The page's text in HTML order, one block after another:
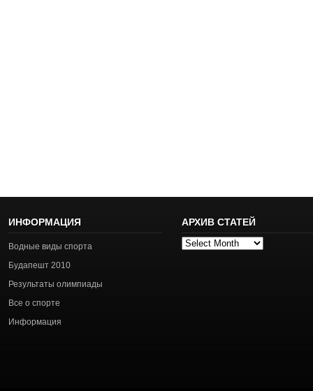
ИНФОРМАЦИЯ
Водные виды спорта
Будапешт 2010
Результаты олимпиады
Все о спорте
Информация
АРХИВ СТАТЕЙ
Архив